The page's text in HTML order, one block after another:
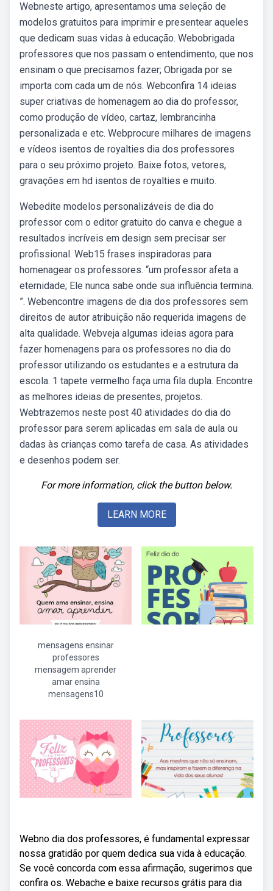
Webneste artigo, apresentamos uma seleção de
modelos gratuitos para imprimir e presentear aqueles
que dedicam suas vidas à educação. Webobrigada
professores que nos passam o entendimento, que nos
ensinam o que precisamos fazer; Obrigada por se
importa com cada um de nós. Webconfira 14 ideias
super criativas de homenagem ao dia do professor,
como produção de vídeo, cartaz, lembrancinha
personalizada e etc. Webprocure milhares de imagens
e vídeos isentos de royalties dia dos professores
para o seu próximo projeto. Baixe fotos, vetores,
gravações em hd isentos de royalties e muito.
Webedite modelos personalizáveis de dia do
professor com o editor gratuito do canva e chegue a
resultados incríveis em design sem precisar ser
profissional. Web15 frases inspiradoras para
homenagear os professores. “um professor afeta a
eternidade; Ele nunca sabe onde sua influência termina.
”. Webencontre imagens de dia dos professores sem
direitos de autor atribuição não requerida imagens de
alta qualidade. Webveja algumas ideias agora para
fazer homenagens para os professores no dia do
professor utilizando os estudantes e a estrutura da
escola. 1 tapete vermelho faça uma fila dupla. Encontre
as melhores ideias de presentes, projetos.
Webtrazemos neste post 40 atividades do dia do
professor para serem aplicadas em sala de aula ou
dadas às crianças como tarefa de casa. As atividades
e desenhos podem ser.
For more information, click the button below.
LEARN MORE
mensagens ensinar
professores
mensagem aprender
amar ensina
mensagens10
Webno dia dos professores, é fundamental expressar
nossa gratidão por quem dedica sua vida à educação.
Se você concorda com essa afirmação, sugerimos que
confira os. Webache e baixe recursos grátis para dia